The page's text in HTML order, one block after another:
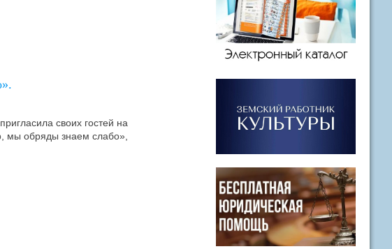
своих гостей на
мы обряды знаем слабо»,